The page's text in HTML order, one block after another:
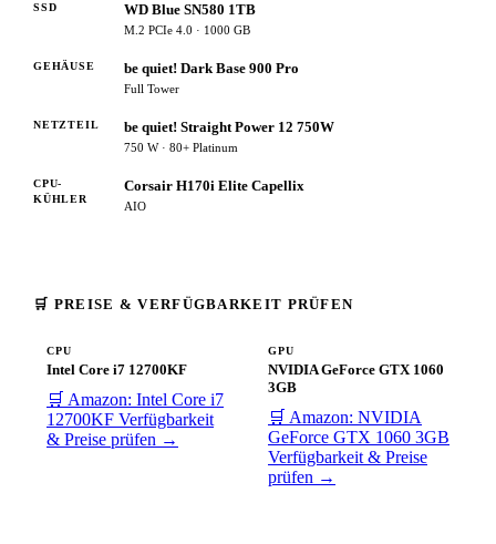
SSD WD Blue SN580 1TB
M.2 PCIe 4.0 · 1000 GB
GEHÄUSE be quiet! Dark Base 900 Pro
Full Tower
NETZTEIL be quiet! Straight Power 12 750W
750 W · 80+ Platinum
CPU-
KÜHLER
Corsair H170i Elite Capellix
AIO
🛒 PREISE & VERFÜGBARKEIT PRÜFEN
CPU
Intel Core i7 12700KF
🛒 Amazon: Intel Core i7
12700KF Verfügbarkeit
& Preise prüfen →
GPU
NVIDIA GeForce GTX 1060
3GB
🛒 Amazon: NVIDIA
GeForce GTX 1060 3GB
Verfügbarkeit & Preise
prüfen →